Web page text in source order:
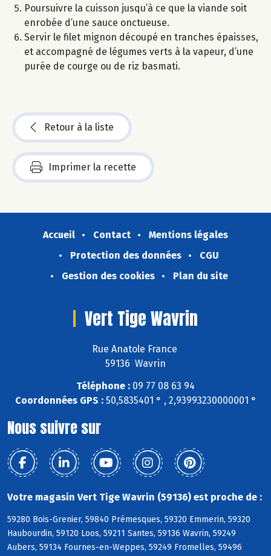
Poursuivre la cuisson jusqu’à ce que la viande soit
enrobée d’une sauce onctueuse.
Servir le filet mignon découpé en tranches épaisses,
et accompagné de légumes verts à la vapeur, d’une
purée de courge ou de riz basmati.
Retour à la liste
Imprimer la recette
Accueil Contact
Mentions légales
Protection des données
CGU
Gestion des cookies
Plan du site
Vert Tige Wavrin
Rue Anatole France
59136 Wavrin
Téléphone : 09 77 08 63 94
Coordonnées GPS :50,5835401 ° , 2,93993230000001 °
Nous suivre sur
Votre magasin Vert Tige Wavrin (59136) est proche de :
59280 Bois-Grenier, 59840 Prémesques, 59320 Emmerin, 59320
Haubourdin, 59120 Loos, 59211 Santes, 59136 Wavrin, 59249
Aubers, 59134 Fournes-en-Weppes, 59249 Fromelles, 59496